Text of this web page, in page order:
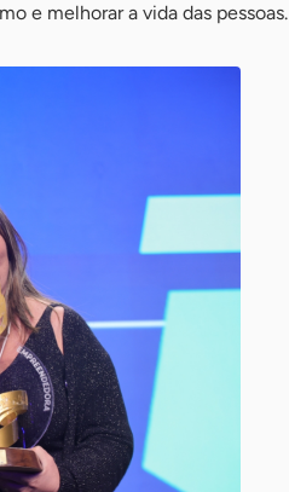
e melhorar a vida das pessoas.